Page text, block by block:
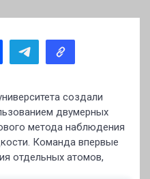
создали
двумерных
метода наблюдения
Команда впервые
отдельных атомов,